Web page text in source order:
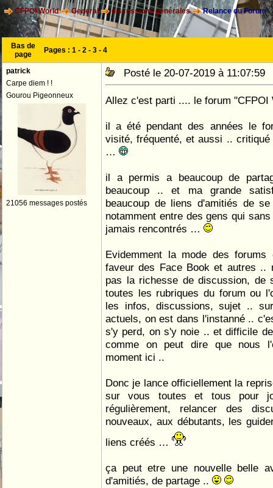
CFPOI World General discussions générales Relance du Forum
Bas de
page
Pages : 1 - 2 - 3 - 4
patrick
Carpe diem ! !
Gourou Pigeonneux
21056 messages postés
Posté le 20-07-2019 à
Allez c'est parti .... le forum
il a été pendant des années le
visité, fréquenté, et aussi ..
…
il a permis a beaucoup de
beaucoup .. et ma grande
beaucoup de liens d'amitiés de
notamment entre des gens qui
jamais rencontrés …
Evidemment la mode des
faveur des Face Book et autres ..
pas la richesse de discussion, de
toutes les rubriques du forum ou
les infos, discussions, sujet ..
actuels, on est dans l'instanné ..
s'y perd, on s'y noie .. et difficile
comme on peut dire que nous
moment ici ..
Donc je lance officiellement la
sur vous toutes et tous pour
régulièrement, relancer des
nouveaux, aux débutants, les
liens créés …
ça peut etre une nouvelle belle
d'amitiés, de partage ..